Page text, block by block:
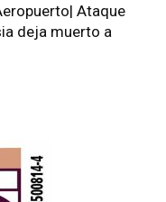
Ataque
deja muerto a